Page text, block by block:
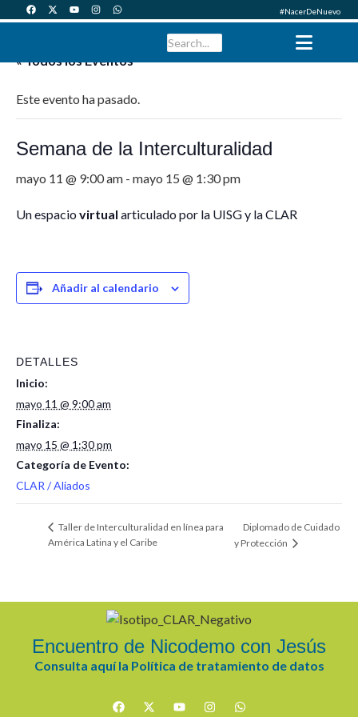
#NacerDeNuevo
« Todos los Eventos
Este evento ha pasado.
Semana de la Interculturalidad
mayo 11 @ 9:00 am - mayo 15 @ 1:30 pm
Un espacio virtual articulado por la UISG y la CLAR
Añadir al calendario
DETALLES
Inicio:
mayo 11 @ 9:00 am
Finaliza:
mayo 15 @ 1:30 pm
Categoría de Evento:
CLAR / Aliados
Taller de Interculturalidad en línea para
América Latina y el Caribe
Diplomado de Cuidado
y Protección
Encuentro de Nicodemo con Jesús
Consulta aquí la Política de tratamiento de datos